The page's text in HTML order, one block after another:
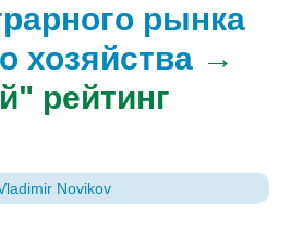
рынка
хозяйства →
рейтинг
Novikov